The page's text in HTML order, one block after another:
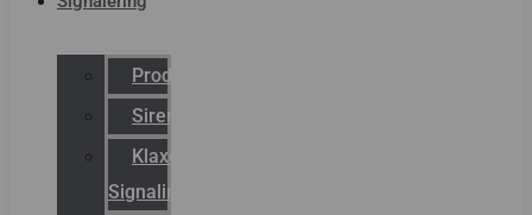
Productcatalogus
Sirena
Klaxon
Signaling